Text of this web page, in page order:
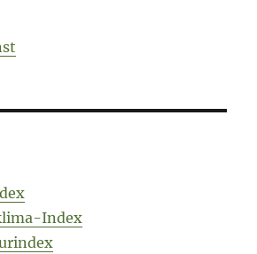
Index